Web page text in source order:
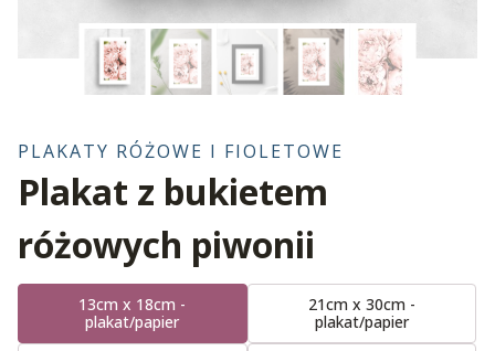
PLAKATY RÓŻOWE I FIOLETOWE
Plakat z bukietem
różowych piwonii
13cm x 18cm -
plakat/papier
21cm x 30cm -
plakat/papier